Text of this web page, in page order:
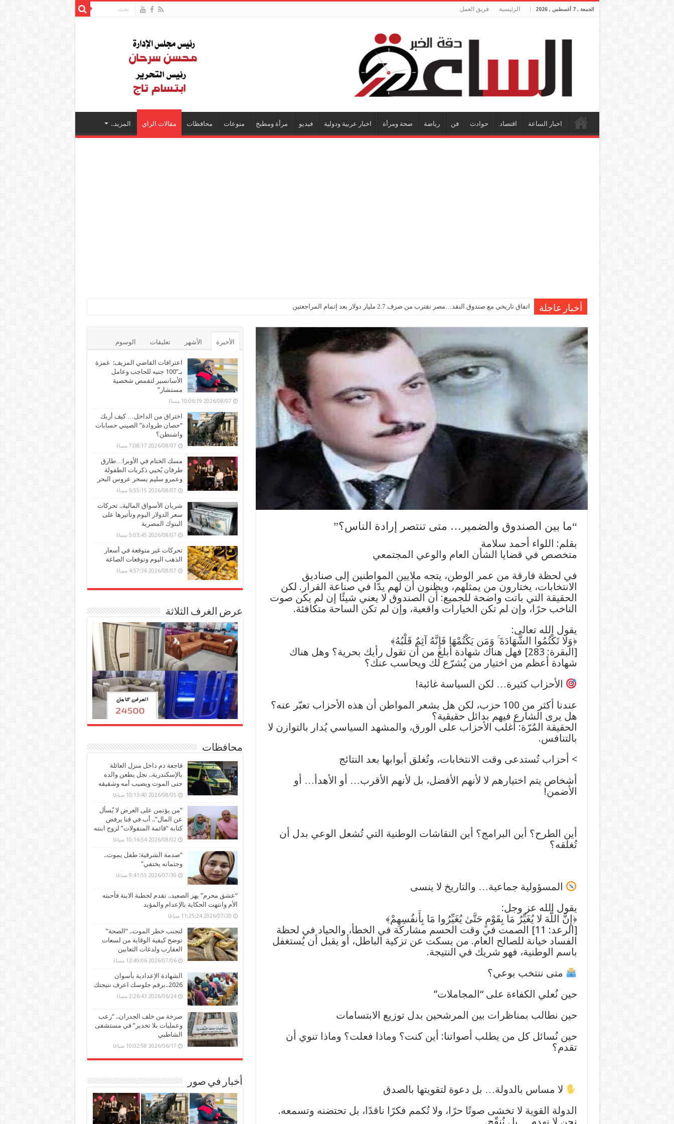
الجمعة , 7 أغسطس , 2026 الرئيسية فريق العمل
اخبار الساعة اقتصاد حوادث فن رياضة صحة ومرأة اخبار عربية ودولية فيديو مرأة ومطبخ منوعات محافظات مقالات الراي المزيد..
أخبار عاجلة اتفاق تاريخي مع صندوق النقد…مصر تقترب من صرف 2.7 مليار دولار بعد إتمام المراجعتين
“ما بين الصندوق والضمير… متى تنتصر إرادة الناس؟”
بقلم: اللواء أحمد سلامة
متخصص في قضايا الشأن العام والوعي المجتمعي
في لحظة فارقة من عمر الوطن، يتجه ملايين المواطنين إلى صناديق
الانتخابات، يختارون من يمثلهم، ويظنون أن لهم يدًا في صناعة القرار. لكن
الحقيقة التي باتت واضحة للجميع: أن الصندوق لا يعني شيئًا إن لم يكن صوت
الناخب حرًا، وإن لم تكن الخيارات واقعية، وإن لم تكن الساحة متكافئة.
يقول الله تعالى:
﴿وَلا تَكْتُمُوا الشَّهَادَةَ ۚ وَمَن يَكْتُمْهَا فَإِنَّهُ آثِمٌ قَلْبُهُ﴾
[البقرة: 283] فهل هناك شهادة أبلغ من أن تقول رأيك بحرية؟ وهل هناك
شهادة أعظم من اختيار من يُشرّع لك ويحاسب عنك؟
الأحزاب كثيرة… لكن السياسة غائبة!
عندنا أكثر من 100 حزب، لكن هل يشعر المواطن أن هذه الأحزاب تعبّر عنه؟
هل يرى الشارع فيهم بدائل حقيقية؟
الحقيقة المُرّة: أغلب الأحزاب على الورق، والمشهد السياسي يُدار بالتوازن لا
بالتنافس.
> أحزاب تُستدعى وقت الانتخابات، وتُغلق أبوابها بعد النتائج
أشخاص يتم اختيارهم لا لأنهم الأفضل، بل لأنهم الأقرب… أو الأهدأ… أو
الأضمن!
أين الطرح؟ أين البرامج؟ أين النقاشات الوطنية التي تُشعل الوعي بدل أن
تُغلقه؟
المسؤولية جماعية… والتاريخ لا ينسى
يقول الله عز وجل:
﴿إِنَّ اللَّهَ لا يُغَيِّرُ مَا بِقَوْمٍ حَتَّىٰ يُغَيِّرُوا مَا بِأَنفُسِهِمْ﴾
[الرعد: 11] الصمت في وقت الحسم مشاركة في الخطأ، والحياد في لحظة
الفساد خيانة للصالح العام. من يسكت عن تزكية الباطل، أو يقبل أن يُستغفل
باسم الوطنية، فهو شريك في النتيجة.
متى ننتخب بوعي؟
حين نُعلي الكفاءة على “المجاملات”
حين نطالب بمناظرات بين المرشحين بدل توزيع الابتسامات
حين نُسائل كل من يطلب أصواتنا: أين كنت؟ وماذا فعلت؟ وماذا تنوي أن
تقدم؟
لا مساس بالدولة… بل دعوة لتقويتها بالصدق
الدولة القوية لا تخشى صوتًا حرًا، ولا تُكمم فكرًا ناقدًا، بل تحتضنه وتسمعه.
نحن لا نهدم… بل نُنقّح.
الأخيرة الأشهر تعليقات الوسوم
اعترافات القاضي المزيف: غمزة
بـ”100 جنيه للحاجب وعامل
الأسانسير لتقمص شخصية
مستشار”
2026/08/07 10:06:19 مساءً
اختراق من الداخل… كيف أربك
“حصان طروادة” الصيني حسابات
واشنطن؟
2026/08/07 7:08:17 مساءً
مسك الختام في الأوبرا…طارق
طرقان يُحيي ذكريات الطفولة
وعمرو سليم يسحر عروس البحر
2026/08/07 6:55:15 مساءً
شريان الأسواق المالية.. تحركات
سعر الدولار اليوم وتأثيرها على
البنوك المصرية
2026/08/07 5:03:45 مساءً
تحركات غير متوقعة في أسعار
الذهب اليوم وتوقعات الصاغة
2026/08/07 4:57:36 مساءً
عرض الغرف الثلاثة
محافظات
فاجعة دم داخل منزل العائلة
بالإسكندرية.. نجل يطعن والده
حتى الموت ويصيب أمه وشقيقه
2026/08/05 10:13:40 صباحًا
“من يؤتمن على العرض لا يُسأل
عن المال”.. أب في قنا يرفض
كتابة “قائمة المنقولات” لزوج ابنته
2026/08/02 10:16:54 صباحًا
“صدمة الشرقية: طفل يموت..
وجثمانه يختفي”
2026/07/30 9:41:55 صباحًا
“عشق محرم” يهز الصعيد.. تقدم لخطبة الابنة فأحبته
الأم وانتهت الحكاية بالإعدام والمؤبد
2026/07/20 11:25:24 صباحًا
لتجنب خطر الموت.. “الصحة”
توضح كيفية الوقاية من لسعات
العقارب ولدغات الثعابين
2026/07/06 12:49:06 مساءً
الشهادة الإعدادية بأسوان
2026..برقم جلوسك اعرف نتيجتك
2026/06/24 2:26:43 مساءً
صرخة من خلف الجدران.. “رعب
وعمليات بلا تخدير” في مستشفى
الشاطبي
2026/06/17 10:02:58 صباحًا
أخبار في صور